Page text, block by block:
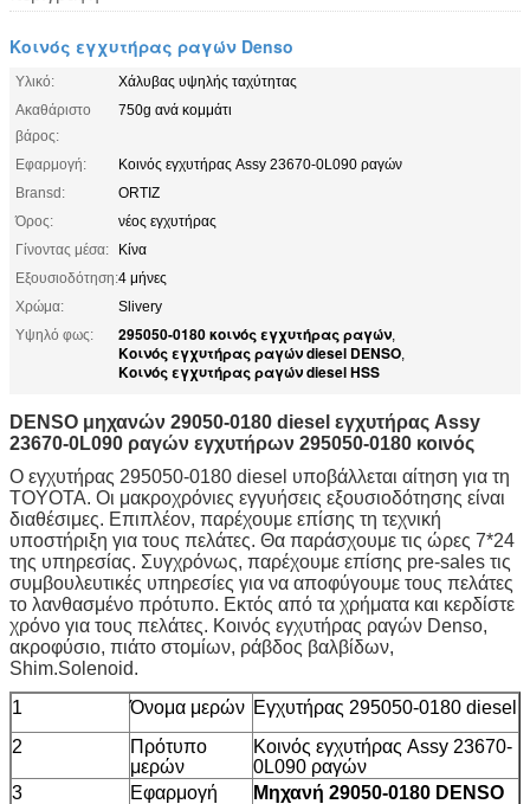
Κοινός εγχυτήρας ραγών Denso
Υλικό:
Χάλυβας υψηλής ταχύτητας
Ακαθάριστο
βάρος:
750g ανά κομμάτι
Εφαρμογή:
Κοινός εγχυτήρας Assy 23670-0L090 ραγών
Bransd:
ORTIZ
Όρος:
νέος εγχυτήρας
Γίνοντας μέσα:
Κίνα
Εξουσιοδότηση:4 μήνες
Χρώμα:
Slivery
Υψηλό φως:
295050-0180 κοινός εγχυτήρας ραγών,
Κοινός εγχυτήρας ραγών diesel DENSO,
Κοινός εγχυτήρας ραγών diesel HSS
DENSO μηχανών 29050-0180 diesel εγχυτήρας Assy
23670-0L090 ραγών εγχυτήρων 295050-0180 κοινός
Ο εγχυτήρας 295050-0180 diesel υποβάλλεται αίτηση για τη
TOYOTA. Οι μακροχρόνιες εγγυήσεις εξουσιοδότησης είναι
διαθέσιμες. Επιπλέον, παρέχουμε επίσης τη τεχνική
υποστήριξη για τους πελάτες. Θα παράσχουμε τις ώρες 7*24
της υπηρεσίας. Συγχρόνως, παρέχουμε επίσης pre-sales τις
συμβουλευτικές υπηρεσίες για να αποφύγουμε τους πελάτες
το λανθασμένο πρότυπο. Εκτός από τα χρήματα και κερδίστε
χρόνο για τους πελάτες. Κοινός εγχυτήρας ραγών Denso,
ακροφύσιο, πιάτο στομίων, ράβδος βαλβίδων,
Shim.Solenoid.
1
Όνομα μερών Εγχυτήρας 295050-0180 diesel
2
Πρότυπο
μερών
Κοινός εγχυτήρας Assy 23670-
0L090 ραγών
3
Εφαρμογή
Μηχανή 29050-0180 DENSO